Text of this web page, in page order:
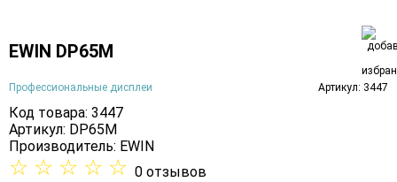
EWIN DP65M
Профессиональные дисплеи Артикул: 3447
Код товара: 3447
Артикул: DP65M
Производитель: EWIN
☆ ☆ ☆ ☆ ☆ 0 отзывов